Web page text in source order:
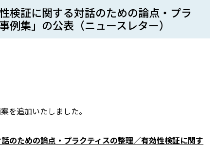
検証に関する対話のための論点・プラ
集」の公表（ニュースレター）
を追加いたしました。
のための論点・プラクティスの整理／有効性検証に関す